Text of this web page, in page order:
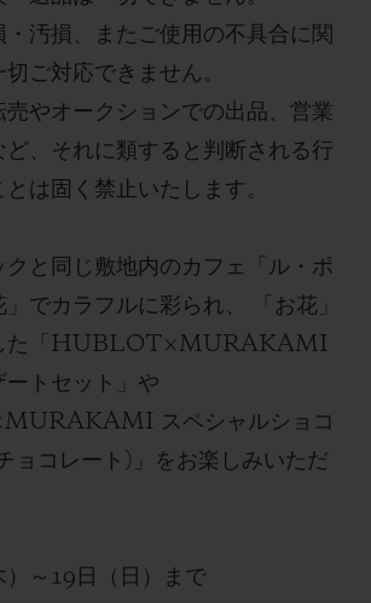
・汚損、またご使用の不具合に関
ご対応できません。
売やオークションでの出品、営業
ど、それに類すると判断される行
は固く禁止いたします。
クと同じ敷地内のカフェ「ル・ポ
」でカラフルに彩られ、
「お花」
「 HUBLOT×MURAKAMI
ートセット」や
スペシャルショコ
ョコレート ) 」をお楽しみいただ
）～ 19 日（日）まで